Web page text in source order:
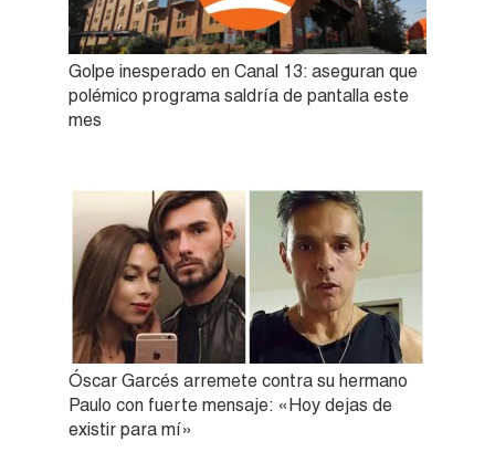
Golpe inesperado en Canal 13: aseguran que
polémico programa saldría de pantalla este
mes
Óscar Garcés arremete contra su hermano
Paulo con fuerte mensaje: «Hoy dejas de
existir para mí»